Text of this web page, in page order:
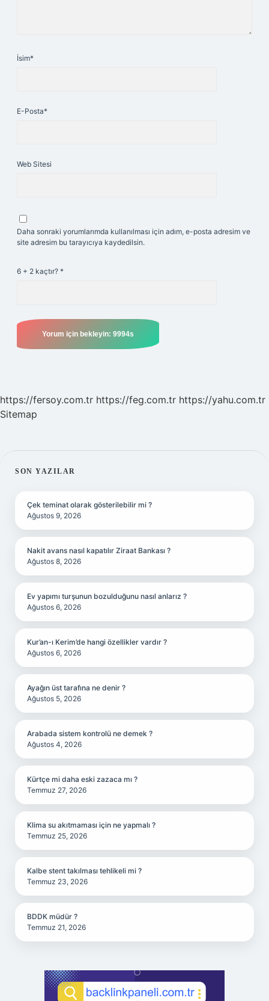
İsim*
E-Posta*
Web Sitesi
Daha sonraki yorumlarımda kullanılması için adım, e-posta adresim ve
site adresim bu tarayıcıya kaydedilsin.
6 + 2 kaçtır? *
https://fersoy.com.tr https://feg.com.tr https://yahu.com.tr
Sitemap
SIDEBAR
SON YAZILAR
Çek teminat olarak gösterilebilir mi ?
Ağustos 9, 2026
Nakit avans nasıl kapatılır Ziraat Bankası ?
Ağustos 8, 2026
Ev yapımı turşunun bozulduğunu nasıl anlarız ?
Ağustos 6, 2026
Kur’an-ı Kerim’de hangi özellikler vardır ?
Ağustos 6, 2026
Ayağın üst tarafına ne denir ?
Ağustos 5, 2026
Arabada sistem kontrolü ne demek ?
Ağustos 4, 2026
Kürtçe mi daha eski zazaca mı ?
Temmuz 27, 2026
Klima su akıtmaması için ne yapmalı ?
Temmuz 25, 2026
Kalbe stent takılması tehlikeli mi ?
Temmuz 23, 2026
BDDK müdür ?
Temmuz 21, 2026